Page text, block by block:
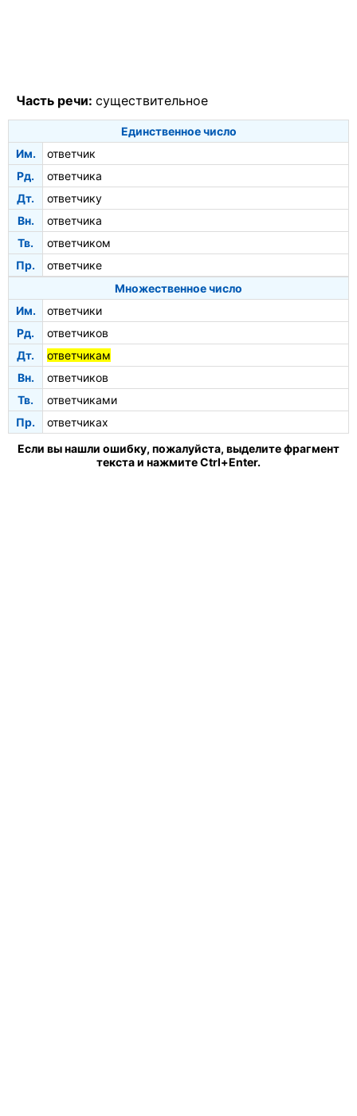
Часть речи: существительное
Единственное число
Им.
ответчик
Рд.
ответчика
Дт.
ответчику
Вн.
ответчика
Тв.
ответчиком
Пр.
ответчике
Множественное число
Им.
ответчики
Рд.
ответчиков
Дт.
ответчикам
Вн.
ответчиков
Тв.
ответчиками
Пр.
ответчиках
Если вы нашли ошибку, пожалуйста, выделите фрагмент
текста и нажмите Ctrl+Enter.